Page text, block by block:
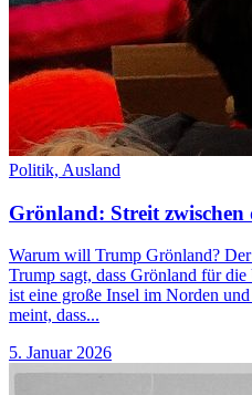
Politik, Ausland
Grönland: Streit
Warum will Trump Grönland?
Trump sagt, dass Grönland für
ist eine große Insel im Norden
meint, dass...
5. Januar 2026